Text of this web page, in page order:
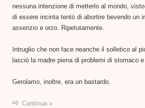
nessuna intenzione di metterlo al mondo,
di essere incinta tentò di abortire bevendo un
assenzio e orzo. Ripetutamente.
Intruglio che non face neanche il solletico al
lasciò la madre piena di problemi di stomaco
Gerolamo, inoltre, era un bastardo.
Continua »